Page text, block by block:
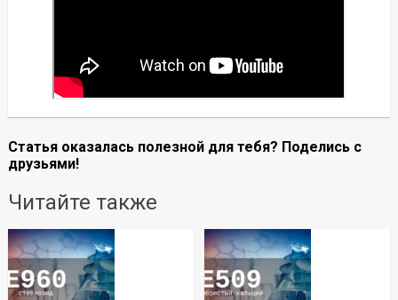
Статья оказалась полезной для тебя? Поделись с
друзьями!
Читайте также